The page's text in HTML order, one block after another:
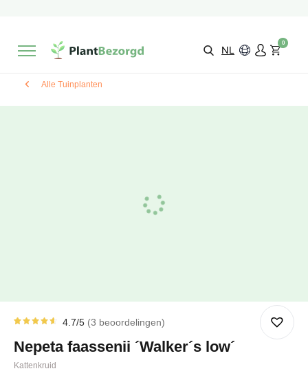
Kies zelf je
bezorgmoment & locatie NL
0
Alle Tuinplanten
5
gebaseerd
klantbeoordelingen
4.7/5 3 beoordelingen
Nepeta faassenii ´Walker´s low´
Kattenkruid